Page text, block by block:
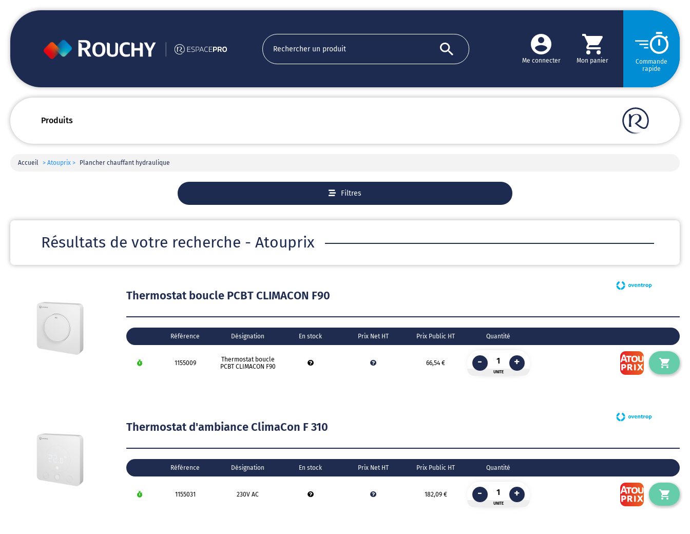
Commande
rapide
Me connecter Mon panier
Produits
Accueil > Atouprix > Plancher chauffant hydraulique
Filtres
Résultats de votre recherche - Atouprix
Thermostat boucle PCBT CLIMACON F90
Référence Désignation En stock Prix Net HT Prix Public HT Quantité
1155009
Thermostat boucle
PCBT CLIMACON F90
66,54 €
UNITE
- +
Thermostat d'ambiance ClimaCon F 310
Référence Désignation En stock Prix Net HT Prix Public HT Quantité
1155031 230V AC 182,09 €
UNITE
- +